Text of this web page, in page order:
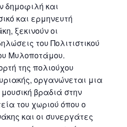
δημοφιλή και
και ερμηνευτή
ξεκινούν οι
του Πολιτιστικού
Μυλοποτάμου.
της πολιούχου
οργανώνεται μια
βραδιά στην
του χωριού όπου ο
και οι συνεργάτες